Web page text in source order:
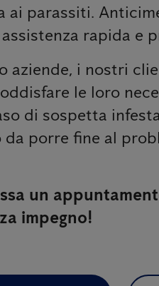
parassiti.
rapida e
aziende, i nostri
le loro
di sospetta
porre fine al
un
impegno!